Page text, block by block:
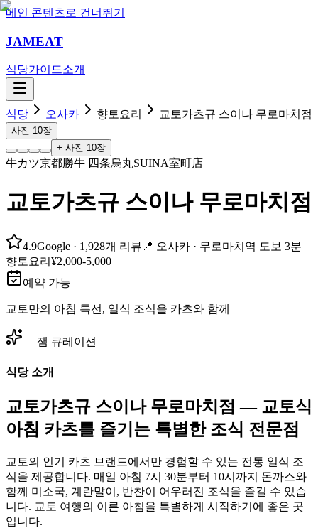
메인 콘텐츠로 건너뛰기
JAMEAT
식당가이드소개
식당 오사카 향토요리 교토가츠규 스이나 무로마치점
사진 10장
+ 사진 10장
牛カツ京都勝牛 四条烏丸SUINA室町店
교토가츠규 스이나 무로마치점
4.9Google · 1,928개 리뷰 📍 오사카 · 무로마치역 도보 3분
향토요리 ¥2,000-5,000
예약 가능
교토만의 아침 특선, 일식 조식을 카츠와 함께
— 잼 큐레이션
식당 소개
교토가츠규 스이나 무로마치점 — 교토식
아침 카츠를 즐기는 특별한 조식 전문점
교토의 인기 카츠 브랜드에서만 경험할 수 있는 전통 일식 조
식을 제공합니다. 매일 아침 7시 30분부터 10시까지 돈까스와
함께 미소국, 계란말이, 반찬이 어우러진 조식을 즐길 수 있습
니다. 교토 여행의 이른 아침을 특별하게 시작하기에 좋은 곳
입니다.